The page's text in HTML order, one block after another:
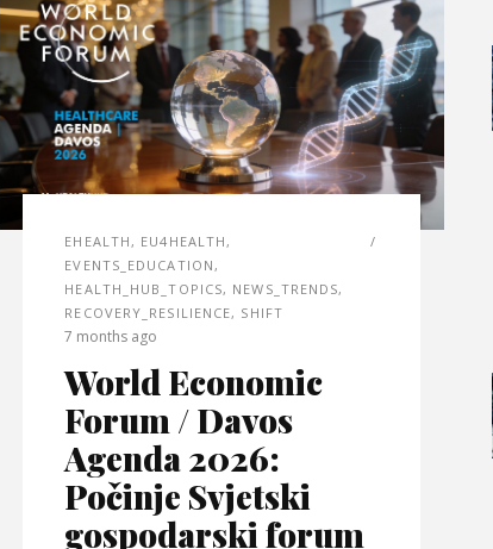
EHEALTH, EU4HEALTH,
EVENTS_EDUCATION,
HEALTH_HUB_TOPICS, NEWS_TRENDS,
RECOVERY_RESILIENCE, SHIFT
7 months ago
World Economic
Forum / Davos
Agenda 2026:
Počinje Svjetski
gospodarski forum